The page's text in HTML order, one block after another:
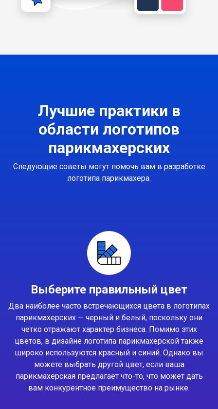
Лучшие практики в
области логотипов
парикмахерских
Следующие советы могут помочь вам в разработке
логотипа парикмахера.
Выберите правильный цвет
Два наиболее часто встречающихся цвета в логотипах
парикмахерских — черный и белый, поскольку они
четко отражают характер бизнеса. Помимо этих
цветов, в дизайне логотипа парикмахерской также
широко используются красный и синий. Однако вы
можете выбрать другой цвет, если ваша
парикмахерская предлагает что-то, что может дать
вам конкурентное преимущество на рынке.